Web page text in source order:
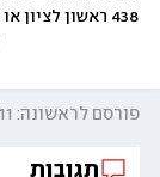
פורסם לראשונה: 08:11, 14.08.20
תגובות